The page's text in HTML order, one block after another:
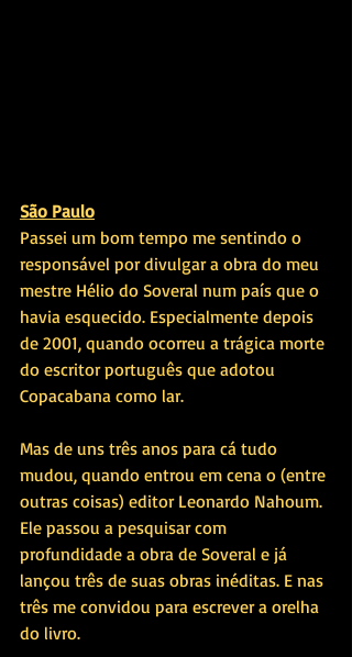
São Paulo
Passei um bom tempo me sentindo o
responsável por divulgar a obra do meu
mestre Hélio do Soveral num país que o
havia esquecido. Especialmente depois
de 2001, quando ocorreu a trágica morte
do escritor português que adotou
Copacabana como lar.
Mas de uns três anos para cá tudo
mudou, quando entrou em cena o (entre
outras coisas) editor Leonardo Nahoum.
Ele passou a pesquisar com
profundidade a obra de Soveral e já
lançou três de suas obras inéditas. E nas
três me convidou para escrever a orelha
do livro.